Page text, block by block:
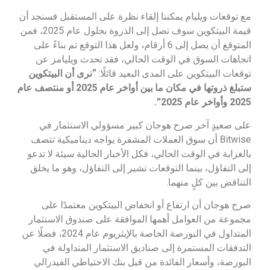
مع توقعات ويليام يمكننا إلقاء نظرة على المستقبل فسنجد أن
قيمة البيتكوين سوف تصل إلى الذروة بحلول عام 2025، فمن
المتوقع أن يصل إلى 6 أرقام، ولعل هذا التوقع تم بناءً على
اتجاهات السوق في الوقت الحالي، فقد تحدث ويليامز عن
توقعات البيتكوين على المدى البعيد قائلًا: “نرى أن البيتكوين
ستبلغ ذروتها في مكان ما بين أواخر عام 2025 أو منتصف عام
2025 وأواخر عام 2025”.
على صعيدٍ آخر صرح هوجان كبير مسؤولي الاستثمار في
Bitwise أن سوق العملات المشفرة يواجه ديناميكية تتصف
بالغرابة في الوقت الحالي، فكل الأخبار الحالية سيئة لا تدعو
إلى التفاؤل، بينما التوقعات تشير إلى التفاؤل، وهو ما يخلق
التناقض بين كلٍ منهما.
صرح هوجان أن ارتفاع أو انخفاض البيتكوين معتمدًا على
مجموعة من العوامل أهمها الموافقة على صندوق الاستثمار
المتداول في البورصة الخاصة بالإيثريوم عام 2024، فضلًا عن
التدفقات المستمرة إلى صناديق الاستثمار المتداولة في
البورصة، وأسعار الفائدة من قبل بنك الاحتياطي الفيدرالي